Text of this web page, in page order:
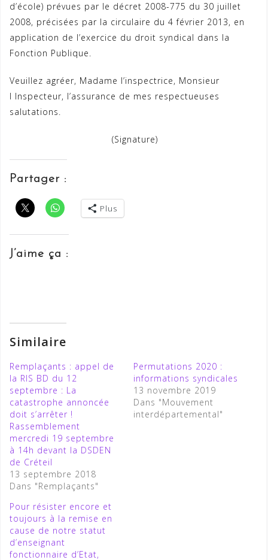
d’école) prévues par le décret 2008-775 du 30 juillet
2008, précisées par la circulaire du 4 février 2013, en
application de l’exercice du droit syndical dans la
Fonction Publique.
Veuillez agréer, Madame l’inspectrice, Monsieur
l Inspecteur, l’assurance de mes respectueuses
salutations.
(Signature)
Partager :
Plus
J’aime ça :
Similaire
Remplaçants : appel de
la RIS BD du 12
septembre : La
catastrophe annoncée
doit s’arrêter !
Rassemblement
mercredi 19 septembre
à 14h devant la DSDEN
de Créteil
13 septembre 2018
Dans "Remplaçants"
Permutations 2020 :
informations syndicales
13 novembre 2019
Dans "Mouvement
interdépartemental"
Pour résister encore et
toujours à la remise en
cause de notre statut
d’enseignant
fonctionnaire d’Etat,